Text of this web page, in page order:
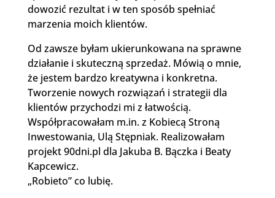
dowozić rezultat i w ten sposób spełniać
marzenia moich klientów.
Od zawsze byłam ukierunkowana na sprawne
działanie i skuteczną sprzedaż. Mówią o mnie,
że jestem bardzo kreatywna i konkretna.
Tworzenie nowych rozwiązań i strategii dla
klientów przychodzi mi z łatwością.
Współpracowałam m.in. z Kobiecą Stroną
Inwestowania, Ulą Stępniak. Realizowałam
projekt 90dni.pl dla Jakuba B. Bączka i Beaty
Kapcewicz.
„Robieto” co lubię.